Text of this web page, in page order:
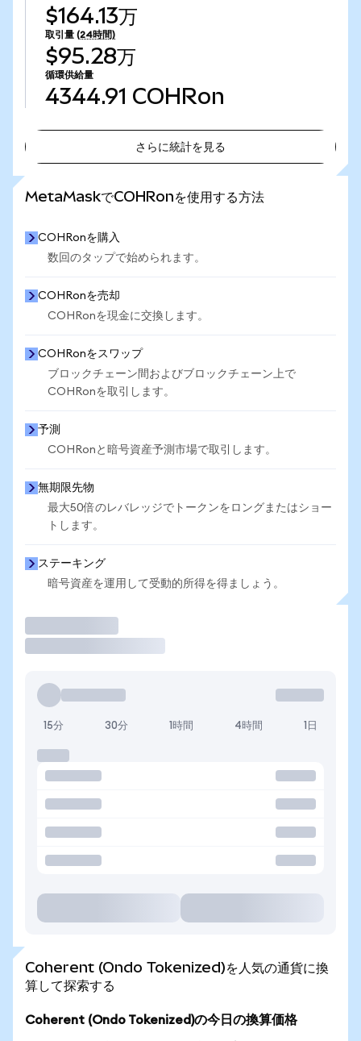
$164.13万
取引量 (24時間)
$95.28万
循環供給量
4344.91 COHRon
さらに統計を見る
MetaMaskでCOHRonを使用する方法
COHRonを購入
数回のタップで始められます。
COHRonを売却
COHRonを現金に交換します。
COHRonをスワップ
ブロックチェーン間およびブロックチェーン上で
COHRonを取引します。
予測
COHRonと暗号資産予測市場で取引します。
無期限先物
最大50倍のレバレッジでトークンをロングまたはショー
トします。
ステーキング
暗号資産を運用して受動的所得を得ましょう。
15分 30分 1時間 4時間 1日
Coherent (Ondo Tokenized)を人気の通貨に換
算して探索する
Coherent (Ondo Tokenized)の今日の換算価格